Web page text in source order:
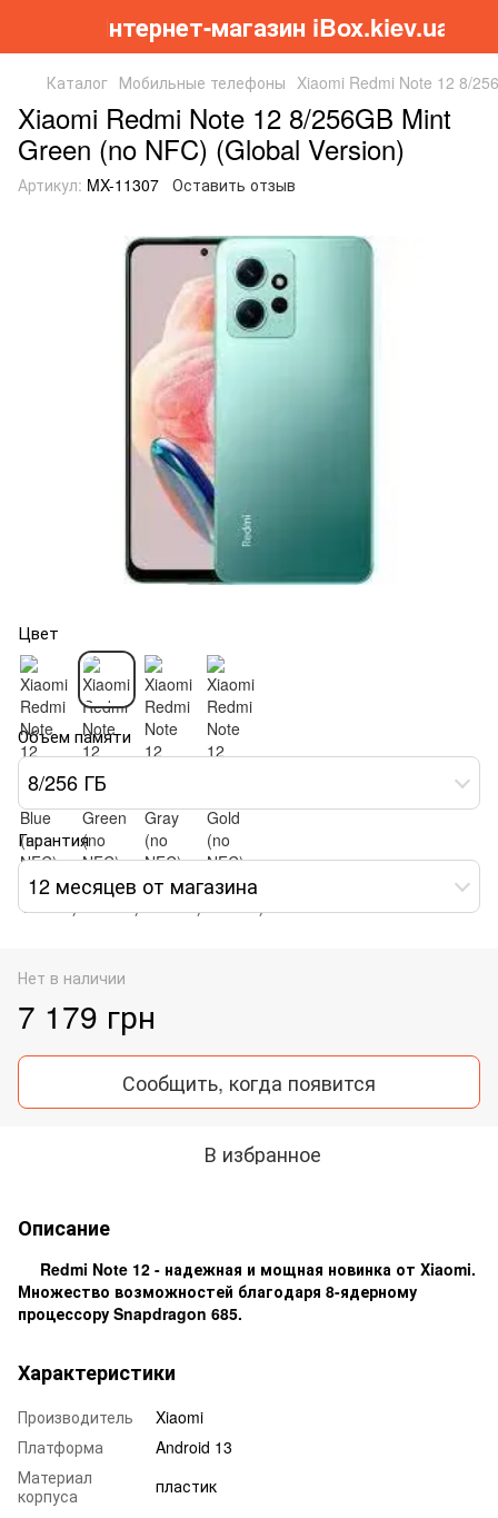
Інтернет-магазин iBox.kiev.ua
Каталог Мобильные телефоны Xiaomi Redmi Note 12 8/
Xiaomi Redmi Note 12 8/256GB Mint
Green (no NFC) (Global Version)
Артикул: MX-11307 Оставить отзыв
Цвет
Объем памяти
8/256 ГБ
Гарантия
12 месяцев от магазина
Нет в наличии
7 179 грн
Сообщить, когда появится
В избранное
Описание
Redmi Note 12 - надежная и мощная новинка от Xiaomi.
Множество возможностей благодаря 8-ядерному
процессору Snapdragon 685.
Характеристики
Производитель
Xiaomi
Платформа
Android 13
Материал
корпуса
пластик